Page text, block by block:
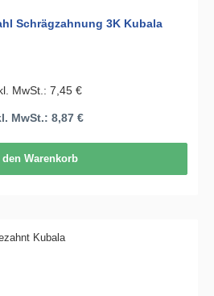
Schrägzahnung 3K Kubala
MwSt.: 7,45 €
MwSt.: 8,87 €
den Warenkorb